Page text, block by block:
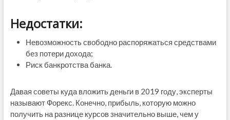
Недостатки:
Невозможность свободно распоряжаться средствами
без потери дохода;
Риск банкротства банка.
Давая советы куда вложить деньги в 2019 году, эксперты
называют Форекс. Конечно, прибыль, которую можно
получить на разнице курсов значительно выше, чем у